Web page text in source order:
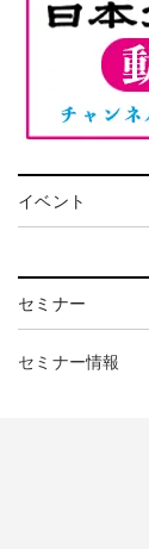
イベント
セミナー
セミナー情報